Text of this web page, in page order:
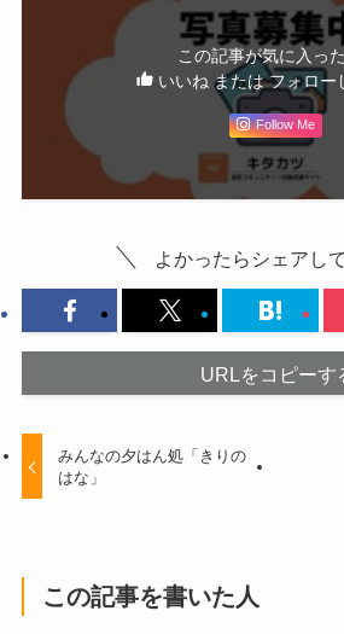
この記事が気に入っ
いいね または フォロー
Follow Me
よかったらシェアし
URLをコピーす
みんなの夕はん処「きりの
はな」
この記事を書いた人